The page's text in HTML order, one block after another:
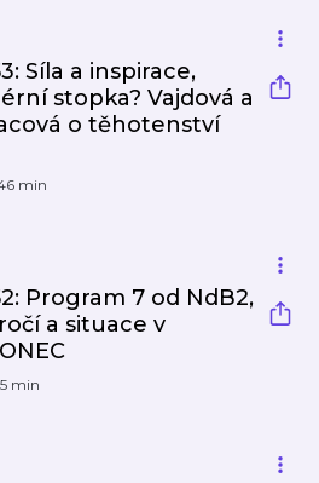
Síla a inspirace,
stopka? Vajdová a
o těhotenství
min
Program 7 od NdB2,
a situace v
min